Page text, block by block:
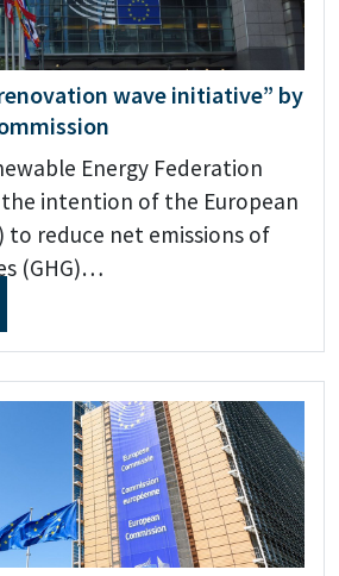
wave initiative” by
Energy Federation
the intention of the European
to reduce net emissions of
(GHG)…